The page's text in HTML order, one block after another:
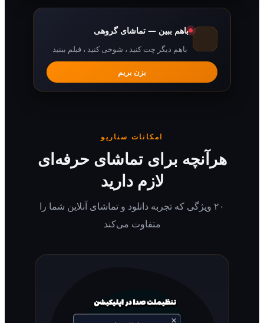
باهم ببین — تماشای گروهی
باهم دیگر چت کنید ، شوخی کنید ، فیلم ببنید
امکانات سناریو
برای تماشای حرفه‌ای
لازم دارید
۲۰ ویژگی که تجربه دانلود و تماشای آنلاین شما را
متفاوت می‌کند